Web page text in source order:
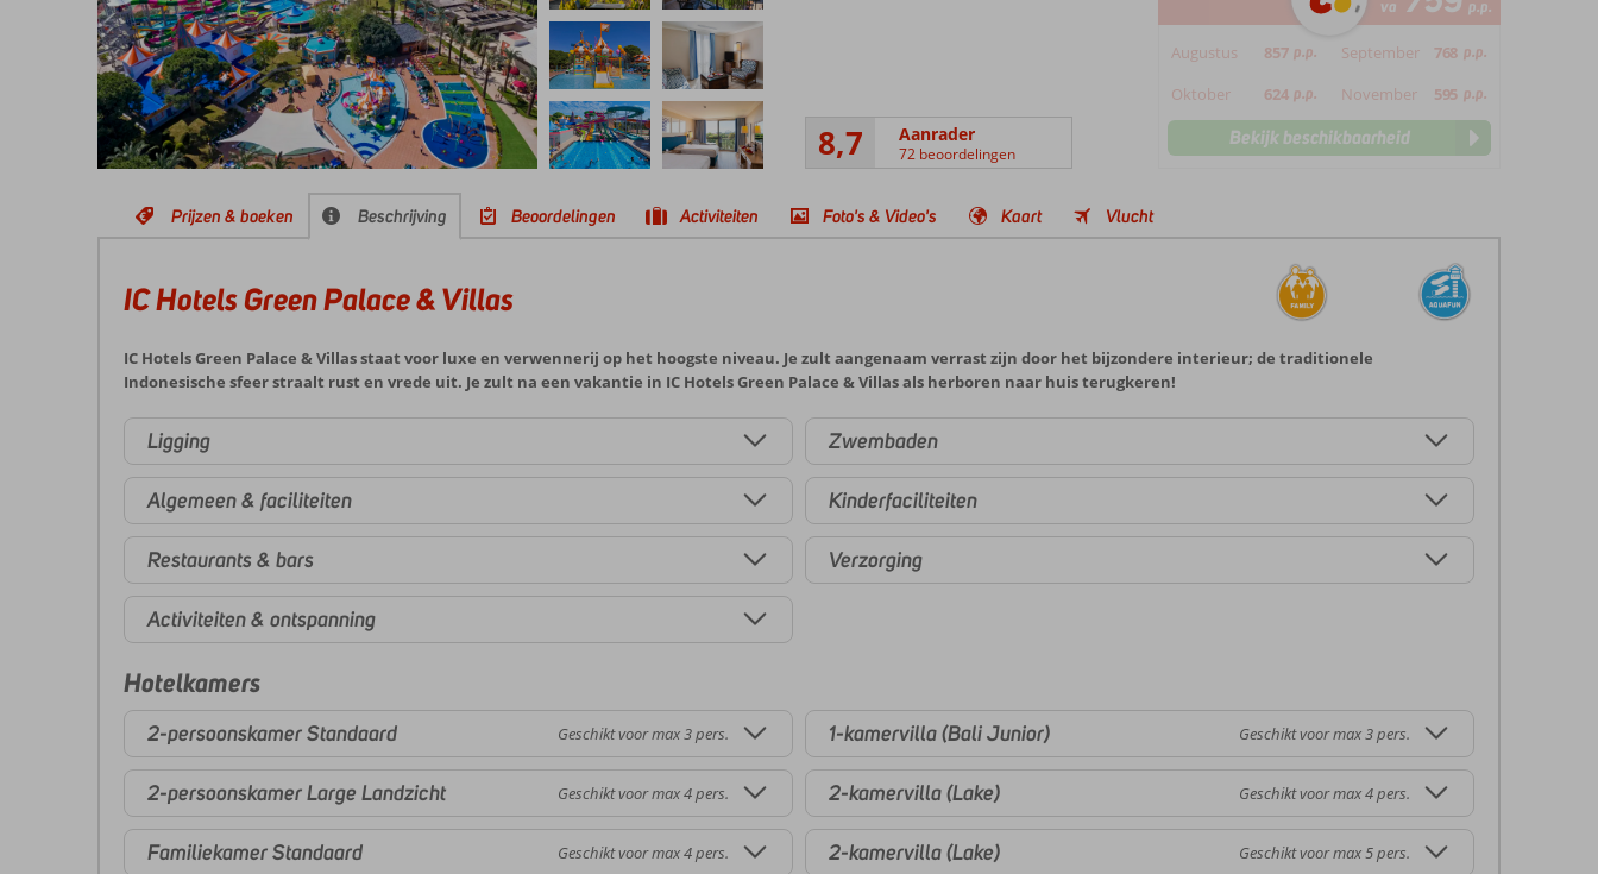
8,7 Aanrader
72 beoordelingen
va p.p.
Augustus 857 p.p. September 768 p.p.
Oktober 624 p.p. November 595 p.p.
Bekijk beschikbaarheid
Prijzen & boeken Beschrijving Beoordelingen Activiteiten Foto's & Video's Kaart Vlucht
IC Hotels Green Palace & Villas
IC Hotels Green Palace & Villas staat voor luxe en verwennerij op het hoogste niveau. Je zult aangenaam verrast zijn door het bijzondere interieur; de traditionele
Indonesische sfeer straalt rust en vrede uit. Je zult na een vakantie in IC Hotels Green Palace & Villas als herboren naar huis terugkeren!
Ligging
Algemeen & faciliteiten
Restaurants & bars
Activiteiten & ontspanning
Zwembaden
Kinderfaciliteiten
Verzorging
Hotelkamers
2-persoonskamer Standaard Geschikt voor max 3 pers.
2-persoonskamer Large Landzicht Geschikt voor max 4 pers.
Familiekamer Standaard Geschikt voor max 4 pers.
1-kamervilla (Bali Junior) Geschikt voor max 3 pers.
2-kamervilla (Lake) Geschikt voor max 4 pers.
2-kamervilla (Lake) Geschikt voor max 5 pers.